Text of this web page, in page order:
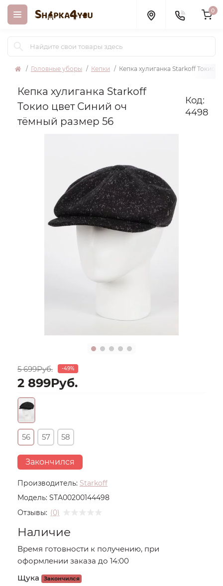
0
Головные уборы Кепки Кепка хулиганка Starkoff Токио
Кепка хулиганка Starkoff
Токио цвет Синий оч
тёмный размер 56
Код:
4498
Производитель: Starkoff
Модель: STA00200144498
Отзывы: (0)
5 699Руб. -49%
2 899Руб.
56 57 58
Закончился
Наличие
Время готовности к получению, при
оформлении заказа до 14:00
Щука
Закончился